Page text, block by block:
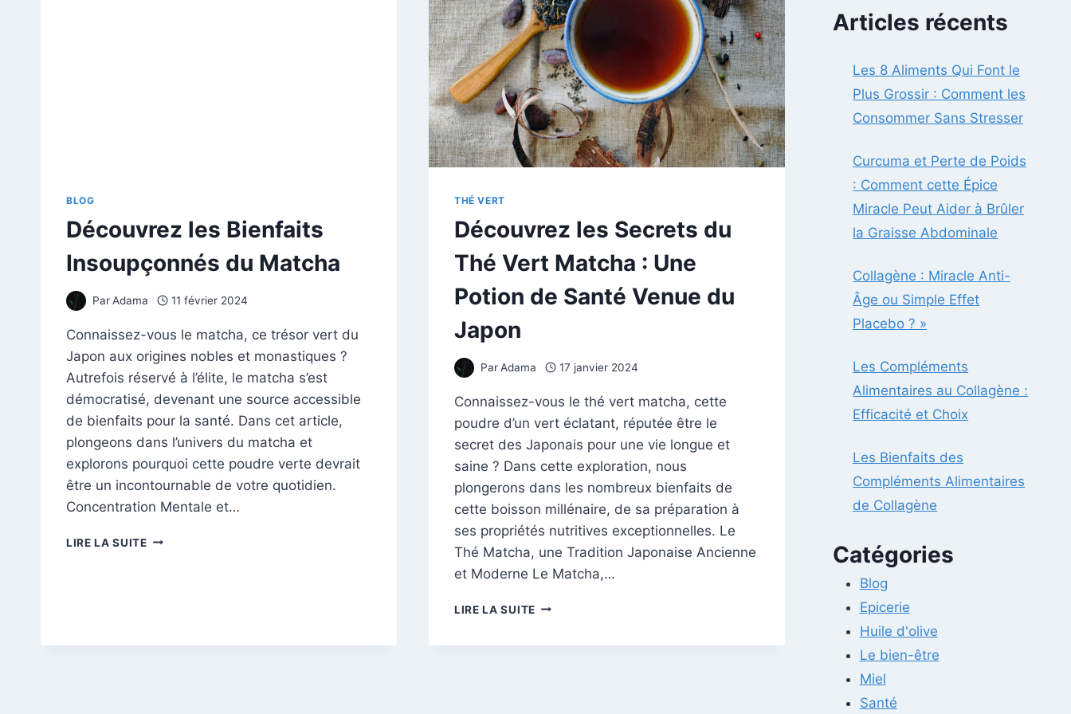
BLOG
Découvrez les Bienfaits
Insoupçonnés du Matcha
ParAdama 11 février 2024
Connaissez-vous le matcha, ce trésor vert du
Japon aux origines nobles et monastiques ?
Autrefois réservé à l’élite, le matcha s’est
démocratisé, devenant une source accessible
de bienfaits pour la santé. Dans cet article,
plongeons dans l’univers du matcha et
explorons pourquoi cette poudre verte devrait
être un incontournable de votre quotidien.
Concentration Mentale et…
LIRE LA SUITEDÉCOUVREZ
THÉ VERT
Découvrez les Secrets du
Thé Vert Matcha : Une
Potion de Santé Venue du
Japon
Par Adama 17 janvier 2024
Connaissez-vous le thé vert matcha, cette
poudre d’un vert éclatant, réputée être le
secret des Japonais pour une vie longue et
saine ? Dans cette exploration, nous
plongerons dans les nombreux bienfaits de
cette boisson millénaire, de sa préparation à
ses propriétés nutritives exceptionnelles. Le
Thé Matcha, une Tradition Japonaise Ancienne
et Moderne Le Matcha,…
LIRE LA SUITEDÉCOUVREZ
Articles récents
Les 8 Aliments Qui Font le
Plus Grossir : Comment les
Consommer Sans Stresser
Curcuma et Perte de Poids
: Comment cette Épice
Miracle Peut Aider à Brûler
la Graisse Abdominale
Collagène : Miracle Anti-
Âge ou Simple Effet
Placebo ? »
Les Compléments
Alimentaires au Collagène :
Efficacité et Choix
Les Bienfaits des
Compléments Alimentaires
de Collagène
Catégories
Blog
Epicerie
Huile d'olive
Le bien-être
Miel
Santé